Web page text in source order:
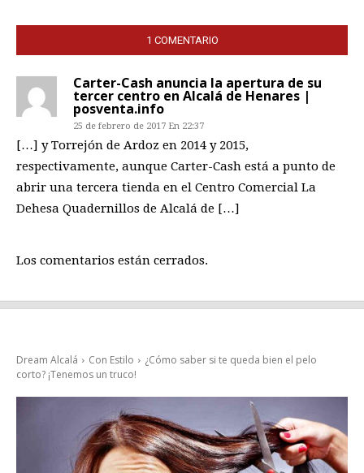
1 COMENTARIO
Carter-Cash anuncia la apertura de su
tercer centro en Alcalá de Henares |
posventa.info
25 de febrero de 2017 En 22:37
[…] y Torrejón de Ardoz en 2014 y 2015,
respectivamente, aunque Carter-Cash está a punto de
abrir una tercera tienda en el Centro Comercial La
Dehesa Quadernillos de Alcalá de […]
Los comentarios están cerrados.